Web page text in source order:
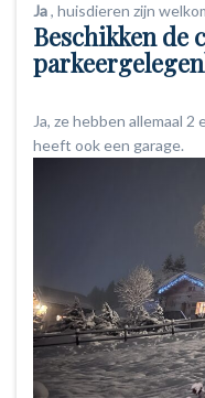
Ja, huisdieren zijn
Beschikken de
Ja, ze hebben allemaal
heeft ook een garage.